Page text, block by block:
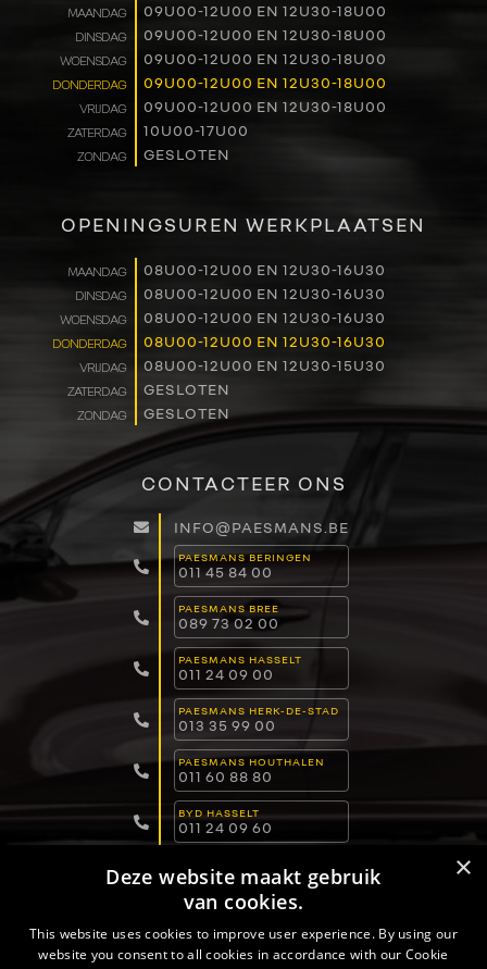
RENAULT PRO+
NAVERKOOP
VERHUUR
WERKEN BIJ
CONTACT
MAANDAG 09U00-12U00 EN 12U30-18U00
DINSDAG 09U00-12U00 EN 12U30-18U00
WOENSDAG 09U00-12U00 EN 12U30-18U00
DONDERDAG 09U00-12U00 EN 12U30-18U00
VRIJDAG 09U00-12U00 EN 12U30-18U00
ZATERDAG 10U00-17U00
ZONDAG GESLOTEN
OPENINGSUREN WERKPLAATSEN
MAANDAG 08U00-12U00 EN 12U30-16U30
DINSDAG 08U00-12U00 EN 12U30-16U30
WOENSDAG 08U00-12U00 EN 12U30-16U30
DONDERDAG 08U00-12U00 EN 12U30-16U30
VRIJDAG 08U00-12U00 EN 12U30-15U30
ZATERDAG GESLOTEN
ZONDAG GESLOTEN
CONTACTEER ONS
INFO@PAESMANS.BE
PAESMANS BERINGEN
011 45 84 00
PAESMANS BREE
089 73 02 00
PAESMANS HASSELT
011 24 09 00
PAESMANS HERK-DE-STAD
013 35 99 00
PAESMANS HOUTHALEN
011 60 88 80
BYD HASSELT
011 24 09 60
011 15 04 00
089 82 30 30
×
Deze website maakt gebruik
van cookies.
This website uses cookies to improve user experience. By using our
website you consent to all cookies in accordance with our Cookie